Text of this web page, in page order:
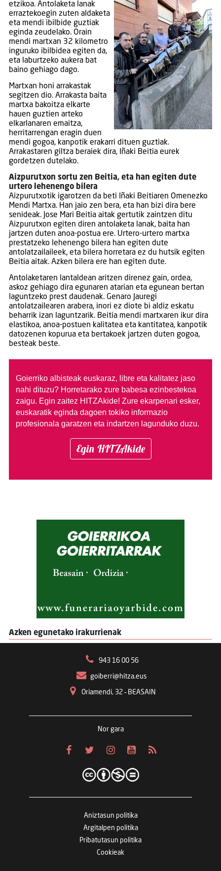
etzikoa. Antolaketa lanak
erraztekoegin zuten aldaketa
eta mendi ibilbide guztiak
eginda zeudelako. Orain
mendi martxan 32 kilometro
inguruko ibilbidea egiten da,
eta laburtzeko aukera bat
baino gehiago dago.
Martxan honi arrakastak
segitzen dio. Arrakasta baita
martxa bakoitza elkarte
hauen guztien arteko
elkarlanaren emaitza,
herritarrengan eragin duen
mendi gogoa, kanpotik erakarri dituen guztiak.
Arrakastaren giltza beraiek dira, Iñaki Beitia eurek
gordetzen dutelako.
Aizpurutxon sortu zen Beitia, eta han egiten dute
urtero lehenengo bilera
Aizpurutxotik igarotzen da beti Iñaki Beitiaren Omenezko
Mendi Martxa. Han jaio zen bera, eta han bizi dira bere
senideak. Jose Mari Beitia aitak gertutik zaintzen ditu
Aizpurutxon egiten diren antolaketa lanak, baita han
jartzen duten anoa-postua ere. Urtero-urtero martxa
prestatzeko lehenengo bilera han egiten dute
antolatzailaileek, eta bilera horretara ez du hutsik egiten
Beitia aitak. Azken bilera ere han egiten dute.
Antolaketaren lantaldean aritzen direnez gain, ordea,
askoz gehiago dira egunaren atarian eta egunean bertan
laguntzeko prest daudenak. Genaro Jauregi
antolatzailearen arabera, inori ez diote bi aldiz eskatu
beharrik izan laguntzarik. Beitia mendi martxaren ikur dira
elastikoa, anoa-postuen kalitatea eta kantitatea, kanpotik
datozenen kopurua eta bertakoek jartzen duten gogoa,
besteak beste.
Goierriko albisteak euskaraz, libre eta kalitatez jaso
nahi dituzu? Horretarako zure babesa ezinbestekoa
zaigu. Egin zaitez HITZAkide! Zure ekarpenari esker,
euskaratik eginda dagoen tokiko informazio
profesionala garatzen eta indartzen lagunduko duzu.
Egin HITZAkide
Azken egunetako irakurrienak
943 16 00 56
goiberri@hitza.eus
Oriamendi, 32 – BEASAIN
Nor gara
Aniztasun politika
Argitalpen politika
Pribatutasun politika
Cookieak